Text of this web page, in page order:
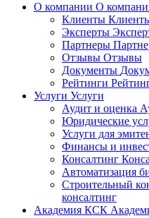
О компании О
Клиенты
Эксперты
Партнеры
Отзывы Отзывы
Документы
Рейтинги
Услуги Услуги
Аудит и оценка
Юридические
Услуги для
Финансы и
Консалтинг
Автоматизация
Строительный
консалтинг
Академия КСК